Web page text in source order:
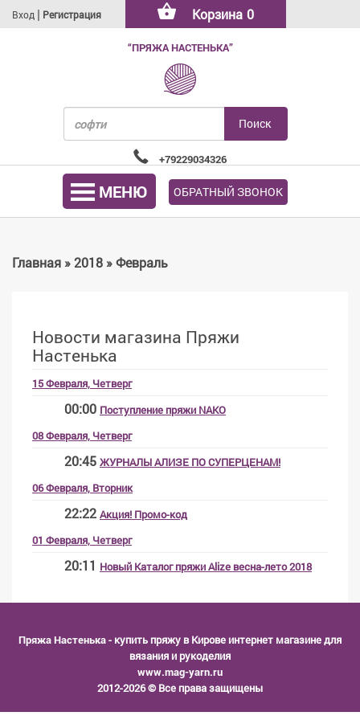
Вход | Регистрация Корзина 0
“ПРЯЖА НАСТЕНЬКА”
+79229034326
МЕНЮ ОБРАТНЫЙ ЗВОНОК
Главная»2018»Февраль
Новости магазина Пряжи
Настенька
15 Февраля, Четверг
00:00 Поступление пряжи NAKO
08 Февраля, Четверг
20:45 ЖУРНАЛЫ АЛИЗЕ ПО СУПЕРЦЕНАМ!
06 Февраля, Вторник
22:22 Акция! Промо-код
01 Февраля, Четверг
20:11 Новый Каталог пряжи Alize весна-лето 2018
Пряжа Настенька- купить пряжу в Кирове интернет магазине для
вязания и рукоделия
www.mag-yarn.ru
2012-2026 © Все права защищены